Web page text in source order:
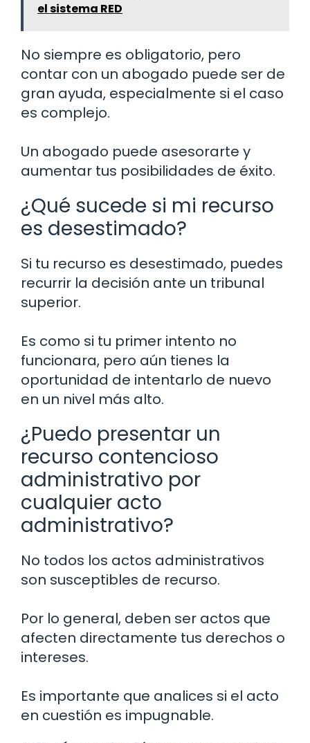
el sistema RED
No siempre es obligatorio, pero
contar con un abogado puede ser de
gran ayuda, especialmente si el caso
es complejo.
Un abogado puede asesorarte y
aumentar tus posibilidades de éxito.
¿Qué sucede si mi recurso
es desestimado?
Si tu recurso es desestimado, puedes
recurrir la decisión ante un tribunal
superior.
Es como si tu primer intento no
funcionara, pero aún tienes la
oportunidad de intentarlo de nuevo
en un nivel más alto.
¿Puedo presentar un
recurso contencioso
administrativo por
cualquier acto
administrativo?
No todos los actos administrativos
son susceptibles de recurso.
Por lo general, deben ser actos que
afecten directamente tus derechos o
intereses.
Es importante que analices si el acto
en cuestión es impugnable.